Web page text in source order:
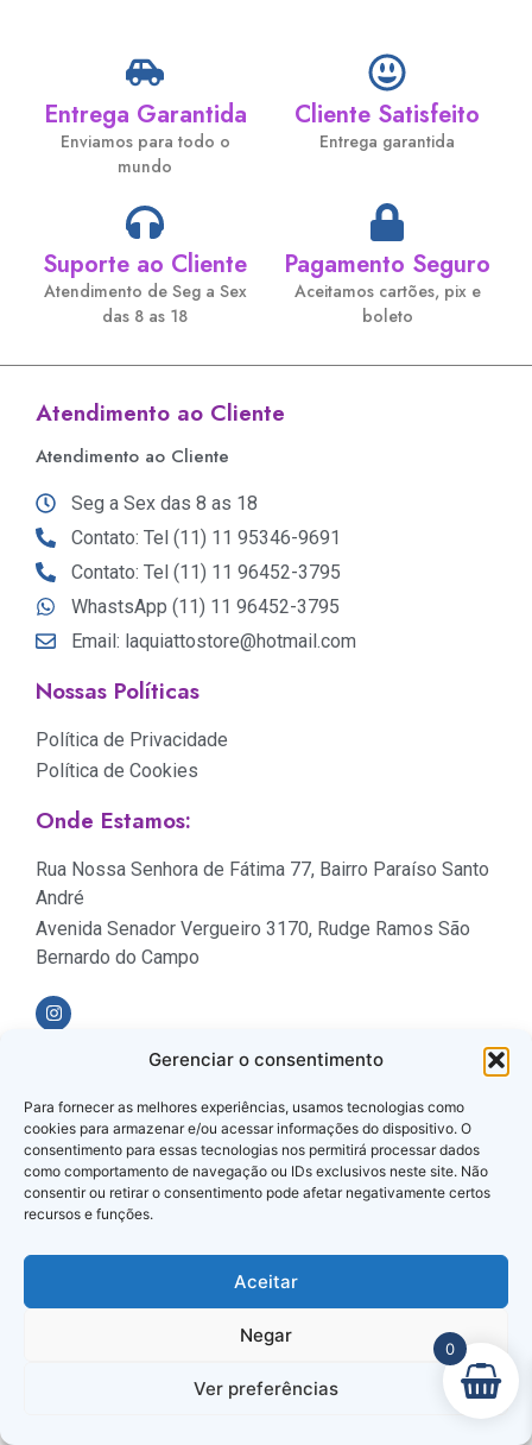
Gerenciar o consentimento
Para fornecer as melhores experiências, usamos tecnologias como
cookies para armazenar e/ou acessar informações do dispositivo. O
consentimento para essas tecnologias nos permitirá processar dados
como comportamento de navegação ou IDs exclusivos neste site. Não
consentir ou retirar o consentimento pode afetar negativamente certos
recursos e funções.
Aceitar
Negar
Ver preferências
Entrega Garantida
Enviamos para todo o
mundo
Cliente Satisfeito
Entrega garantida
Suporte ao Cliente
Atendimento de Seg a Sex
das 8 as 18
Pagamento Seguro
Aceitamos cartões, pix e
boleto
Atendimento ao Cliente
Atendimento ao Cliente
Seg a Sex das 8 as 18
Contato: Tel (11) 11 95346-9691
Contato: Tel (11) 11 96452-3795
WhastsApp (11) 11 96452-3795
Email: laquiattostore@hotmail.com
Nossas Políticas
Política de Privacidade
Política de Cookies
Onde Estamos:
Rua Nossa Senhora de Fátima 77, Bairro Paraíso Santo
André
Avenida Senador Vergueiro 3170, Rudge Ramos São
Bernardo do Campo
Formas de Pagamento
Loja Verificada
0